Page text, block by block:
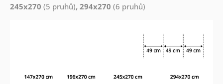
245x270 (5 pruhů), 294x270 (6 pruhů)